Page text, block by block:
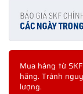
Mua hàng từ
hãng. Tránh
lượng.